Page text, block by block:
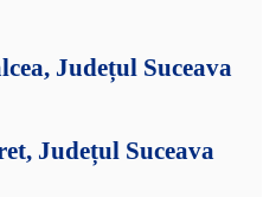
Județul Suceava
Județul Suceava